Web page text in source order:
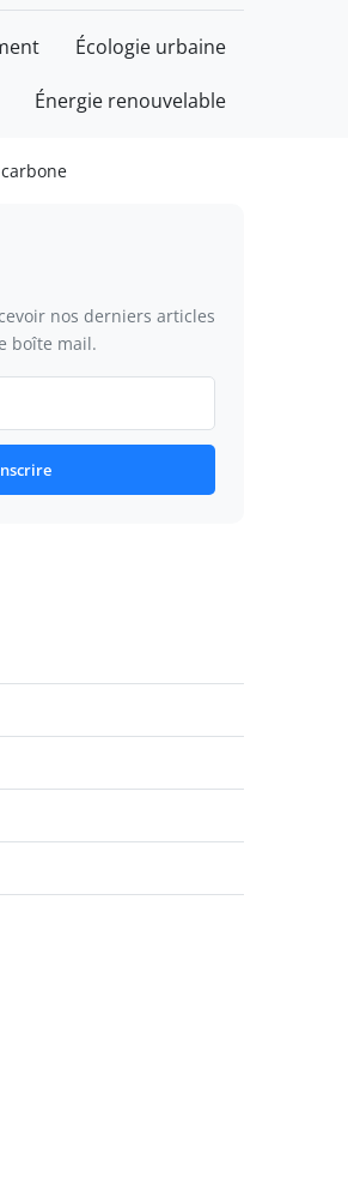
Écologie urbaine
Énergie renouvelable
nos derniers articles
boîte mail.